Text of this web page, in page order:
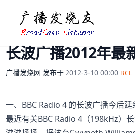
长波广播2012年最
广播发烧网 发布于 2012-3-10 00:00 BCL
一、BBC Radio 4 的长波广播今后延
最近有关BBC Radio 4（198kHz）